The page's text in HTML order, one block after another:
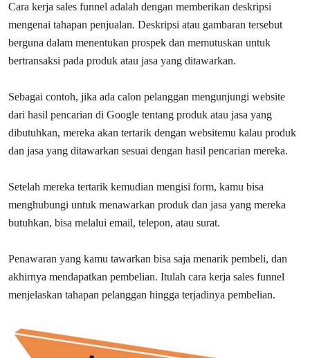
Cara kerja sales funnel adalah dengan memberikan deskripsi
mengenai tahapan penjualan. Deskripsi atau gambaran tersebut
berguna dalam menentukan prospek dan memutuskan untuk
bertransaksi pada produk atau jasa yang ditawarkan.
Sebagai contoh, jika ada calon pelanggan mengunjungi website
dari hasil pencarian di Google tentang produk atau jasa yang
dibutuhkan, mereka akan tertarik dengan websitemu kalau produk
dan jasa yang ditawarkan sesuai dengan hasil pencarian mereka.
Setelah mereka tertarik kemudian mengisi form, kamu bisa
menghubungi untuk menawarkan produk dan jasa yang mereka
butuhkan, bisa melalui email, telepon, atau surat.
Penawaran yang kamu tawarkan bisa saja menarik pembeli, dan
akhirnya mendapatkan pembelian. Itulah cara kerja sales funnel
menjelaskan tahapan pelanggan hingga terjadinya pembelian.